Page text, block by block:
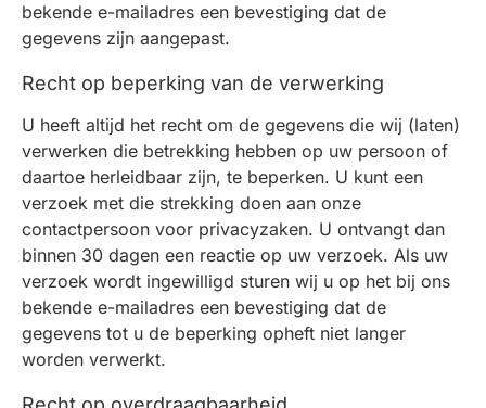
bekende e-mailadres een bevestiging dat de
gegevens zijn aangepast.
Recht op beperking van de verwerking
U heeft altijd het recht om de gegevens die wij (laten)
verwerken die betrekking hebben op uw persoon of
daartoe herleidbaar zijn, te beperken. U kunt een
verzoek met die strekking doen aan onze
contactpersoon voor privacyzaken. U ontvangt dan
binnen 30 dagen een reactie op uw verzoek. Als uw
verzoek wordt ingewilligd sturen wij u op het bij ons
bekende e-mailadres een bevestiging dat de
gegevens tot u de beperking opheft niet langer
worden verwerkt.